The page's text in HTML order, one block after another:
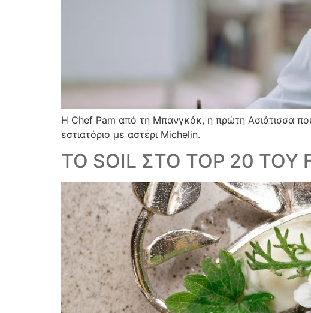
Η Chef Pam από τη Μπανγκόκ, η πρώτη Ασιάτισσα
εστιατόριο με αστέρι Michelin.
TO SOIL ΣΤΟ TOP 20 ΤΟΥ